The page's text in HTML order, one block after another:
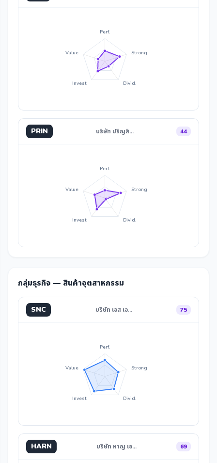
Perf.
Strong
Divid.
Invest
Value
PRIN บริษัท ปริญสิ… 44
Perf.
Strong
Divid.
Invest
Value
กลุ่มธุรกิจ — สินค้าอุตสาหกรรม
SNC บริษัท เอส เอ… 75
Perf.
Strong
Divid.
Invest
Value
HARN บริษัท หาญ เอ… 69